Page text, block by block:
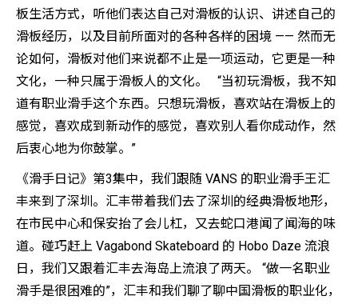
板生活方式，听他们表达自己对滑板的认识、讲述自己的
滑板经历，以及目前所面对的各种各样的困境 —— 然而无
论如何，滑板对他们来说都不止是一项运动，它更是一种
文化，一种只属于滑板人的文化。 “当初玩滑板，我不知
道有职业滑手这个东西。只想玩滑板，喜欢站在滑板上的
感觉，喜欢成到新动作的感觉，喜欢别人看你成动作，然
后衷心地为你鼓掌。”
《滑手日记》第3集中，我们跟随 VANS 的职业滑手王汇
丰来到了深圳。汇丰带着我们去了深圳的经典滑板地形，
在市民中心和保安抬了会儿杠，又去蛇口港闻了闻海的味
道。碰巧赶上 Vagabond Skateboard 的 Hobo Daze 流浪
日，我们又跟着汇丰去海岛上流浪了两天。 “做一名职业
滑手是很困难的”，汇丰和我们聊了聊中国滑板的职业化，